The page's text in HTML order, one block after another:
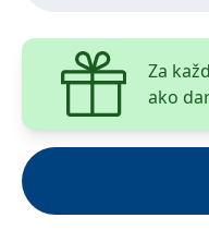
obrazová
černobílých
doplňují výklad.
Za
ako